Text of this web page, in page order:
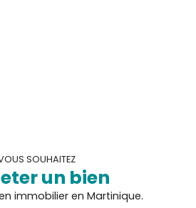
SOUHAITEZ
un bien
immobilier en Martinique.